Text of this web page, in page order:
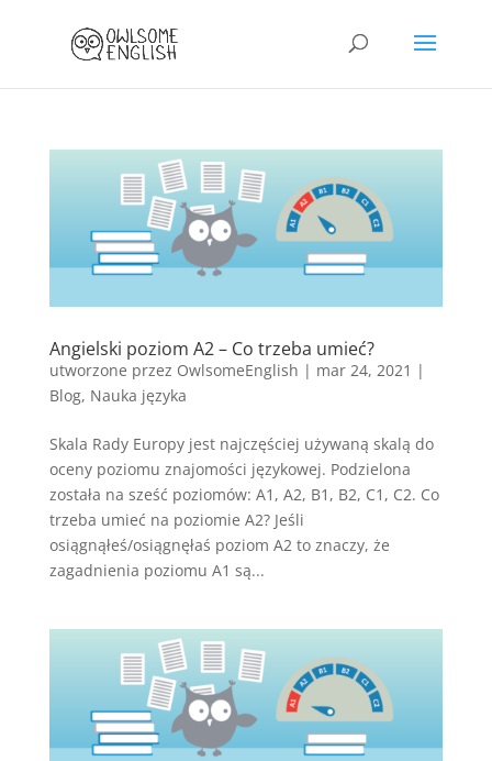
Angielski poziom A2 – Co trzeba umieć?
utworzone przez OwlsomeEnglish | mar 24, 2021 |
Blog, Nauka języka
Skala Rady Europy jest najczęściej używaną skalą do
oceny poziomu znajomości językowej. Podzielona
została na sześć poziomów: A1, A2, B1, B2, C1, C2. Co
trzeba umieć na poziomie A2? Jeśli
osiągnąłeś/osiągnęłaś poziom A2 to znaczy, że
zagadnienia poziomu A1 są...